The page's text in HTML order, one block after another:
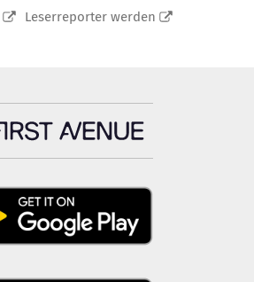
Leserreporter werden